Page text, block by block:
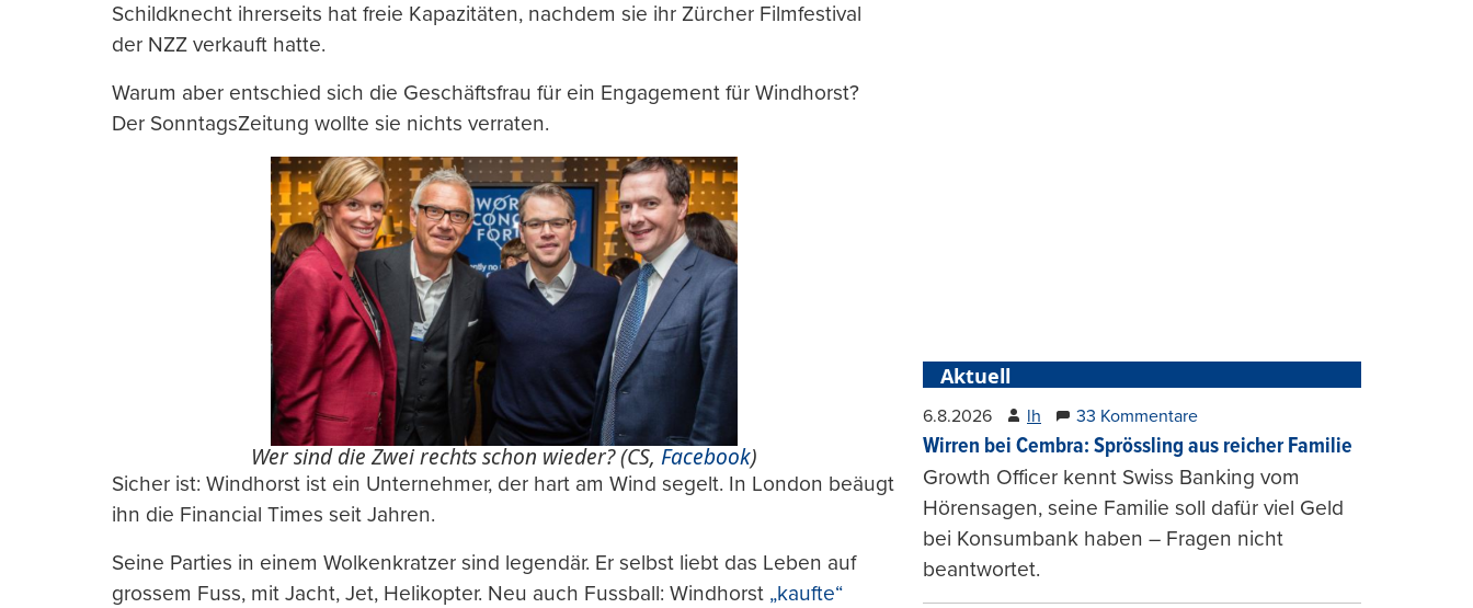
Schildknecht ihrerseits hat freie Kapazitäten, nachdem sie ihr Zürcher Filmfestival
der NZZ verkauft hatte.
Warum aber entschied sich die Geschäftsfrau für ein Engagement für Windhorst?
Der SonntagsZeitung wollte sie nichts verraten.
Wer sind die Zwei rechts schon wieder? (CS, Facebook)
Sicher ist: Windhorst ist ein Unternehmer, der hart am Wind segelt. In London beäugt
ihn die Financial Times seit Jahren.
Seine Parties in einem Wolkenkratzer sind legendär. Er selbst liebt das Leben auf
grossem Fuss, mit Jacht, Jet, Helikopter. Neu auch Fussball: Windhorst „kaufte“
Aktuell
6.8.2026 lh 33 Kommentare
Wirren bei Cembra: Sprössling aus reicher Familie
Growth Officer kennt Swiss Banking vom
Hörensagen, seine Familie soll dafür viel Geld
bei Konsumbank haben – Fragen nicht
beantwortet.